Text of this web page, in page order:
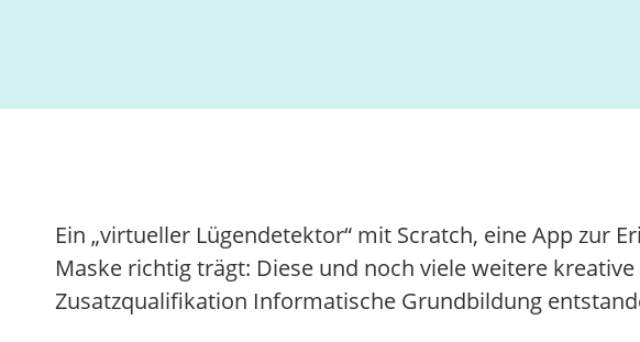
Ein „virtueller Lügendetektor“ mit Scratch, eine App zur
Maske richtig trägt: Diese und noch viele weitere
Zusatzqualifikation Informatische Grundbildung